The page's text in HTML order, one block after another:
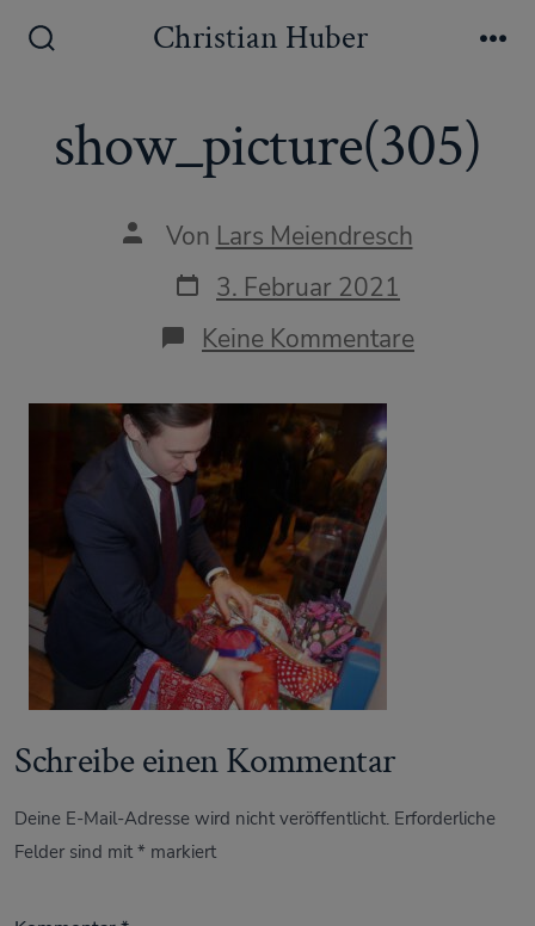
Inhalt
Christian Huber
show_picture(305)
Autor
Beitrags
Von Lars Meiendresch
Datum
des
Beitrags
3. Februar 2021
Keine Kommentare
Schreibe einen Kommentar
Deine E-Mail-Adresse wird nicht veröffentlicht. Erforderliche
Felder sind mit* markiert